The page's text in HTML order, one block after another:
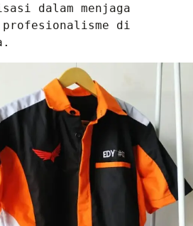
dalam menjaga
profesionalisme di